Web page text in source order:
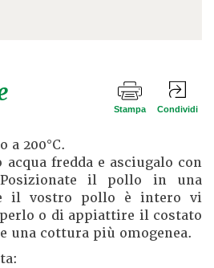
Stampa Condividi
a 200°C.
fredda e asciugalo con
Posizionate il pollo in una
il vostro pollo è intero vi
o di appiattire il costato
una cottura più omogenea.